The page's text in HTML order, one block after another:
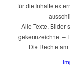
für die Inhalte
Alle Texte, Bilder
gekennzeichnet –
Die Rechte